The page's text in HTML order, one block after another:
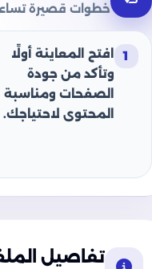
خطوات قصيرة
1
افتح المعاينة أولًا
وتأكد من جودة
الصفحات ومناسبة
المحتوى لاحتياجك.
تفاصيل